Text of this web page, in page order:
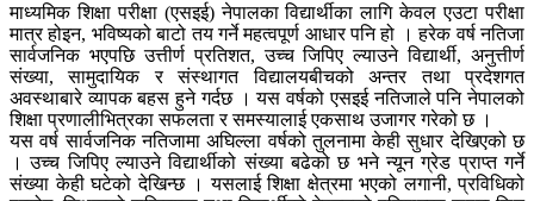
माध्यमिक शिक्षा परीक्षा (एसइई) नेपालका विद्यार्थीका लागि केवल एउटा परीक्षा
मात्र होइन, भविष्यको बाटो तय गर्ने महत्वपूर्ण आधार पनि हो । हरेक वर्ष नतिजा
सार्वजनिक भएपछि उत्तीर्ण प्रतिशत, उच्च जिपिए ल्याउने विद्यार्थी, अनुत्तीर्ण
संख्या, सामुदायिक र संस्थागत विद्यालयबीचको अन्तर तथा प्रदेशगत
अवस्थाबारे व्यापक बहस हुने गर्दछ । यस वर्षको एसइई नतिजाले पनि नेपालको
शिक्षा प्रणालीभित्रका सफलता र समस्यालाई एकसाथ उजागर गरेको छ ।
यस वर्ष सार्वजनिक नतिजामा अघिल्ला वर्षको तुलनामा केही सुधार देखिएको छ
। उच्च जिपिए ल्याउने विद्यार्थीको संख्या बढेको छ भने न्यून ग्रेड प्राप्त गर्ने
संख्या केही घटेको देखिन्छ । यसलाई शिक्षा क्षेत्रमा भएको लगानी, प्रविधिको